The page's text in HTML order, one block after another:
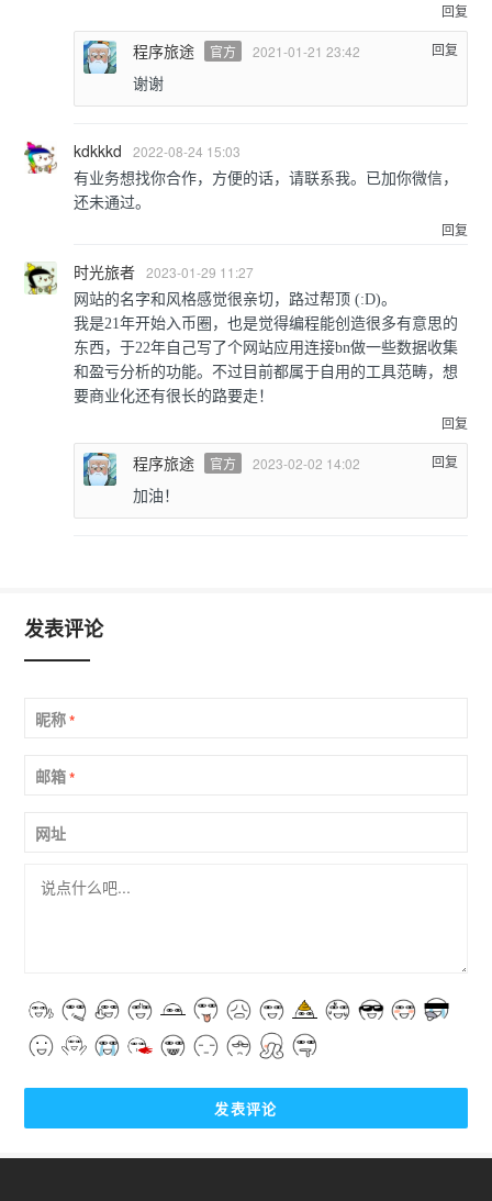
回复
程序旅途 官方 2021-01-21 23:42
谢谢
回复
kdkkkd 2022-08-24 15:03
有业务想找你合作，方便的话，请联系我。已加你微信，
还未通过。
回复
时光旅者 2023-01-29 11:27
网站的名字和风格感觉很亲切，路过帮顶 (:D)。
我是21年开始入币圈，也是觉得编程能创造很多有意思的
东西，于22年自己写了个网站应用连接bn做一些数据收集
和盈亏分析的功能。不过目前都属于自用的工具范畴，想
要商业化还有很长的路要走！
回复
程序旅途 官方 2023-02-02 14:02
加油！
回复
发表评论
昵称*
邮箱*
网址